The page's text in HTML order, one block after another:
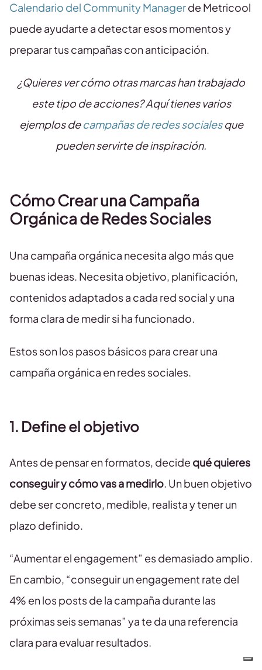
Calendario del Community Managerde Metricool
puede ayudarte a detectar esos momentos y
preparar tus campañas con anticipación.
¿Quieres ver cómo otras marcas han trabajado
este tipo de acciones? Aquí tienes varios
ejemplos decampañas de redes socialesque
pueden servirte de inspiración.
Cómo Crear una Campaña
Orgánica de Redes Sociales
Una campaña orgánica necesita algo más que
buenas ideas. Necesita objetivo, planificación,
contenidos adaptados a cada red social y una
forma clara de medir si ha funcionado.
Estos son los pasos básicos para crear una
campaña orgánica en redes sociales.
1. Define el objetivo
Antes de pensar en formatos, decide qué quieres
conseguir y cómo vas a medirlo. Un buen objetivo
debe ser concreto, medible, realista y tener un
plazo definido.
“Aumentar el engagement” es demasiado amplio.
En cambio, “conseguir un engagement rate del
4% en los posts de la campaña durante las
próximas seis semanas” ya te da una referencia
clara para evaluar resultados.